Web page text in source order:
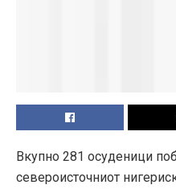
Вкупно 281 осуденици
североисточниот